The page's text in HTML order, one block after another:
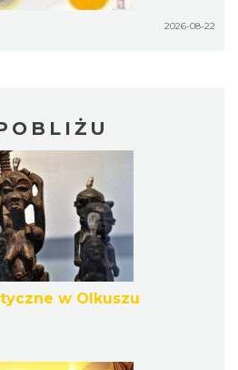
2026-08-22
w Olkuszu